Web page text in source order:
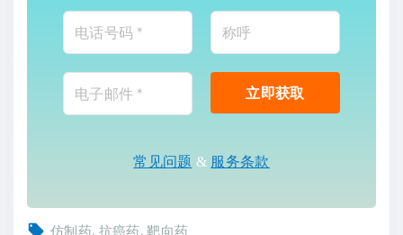
常见问题 & 服务条款
仿制药 抗癌药 靶向药